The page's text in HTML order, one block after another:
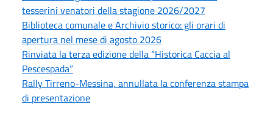
tesserini venatori della stagione 2026/2027
Biblioteca comunale e Archivio storico: gli orari di
apertura nel mese di agosto 2026
Rinviata la terza edizione della “Historica Caccia al
Pescespada”
Rally Tirreno-Messina, annullata la conferenza stampa
di presentazione